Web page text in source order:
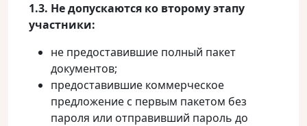
1.3. Не допускаются ко второму этапу
участники:
не предоставившие полный пакет
документов;
предоставившие коммерческое
предложение с первым пакетом без
пароля или отправивший пароль до